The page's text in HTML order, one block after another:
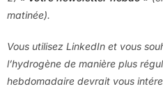
matinée).
Vous utilisez LinkedIn et vous
l’hydrogène de manière plus
hebdomadaire devrait vous